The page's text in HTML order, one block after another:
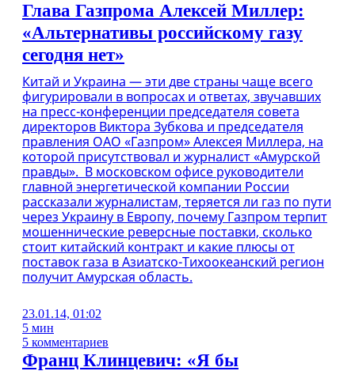
Глава Газпрома Алексей Миллер:
«Альтернативы российскому газу
сегодня нет»
Китай и Украина — эти две страны чаще всего
фигурировали в вопросах и ответах, звучавших
на пресс-конференции председателя совета
директоров Виктора Зубкова и председателя
правления ОАО «Газпром» Алексея Миллера, на
которой присутствовал и журналист «Амурской
правды». В московском офисе руководители
главной энергетической компании России
рассказали журналистам, теряется ли газ по пути
через Украину в Европу, почему Газпром терпит
мошеннические реверсные поставки, сколько
стоит китайский контракт и какие плюсы от
поставок газа в Азиатско-Тихоокеанский регион
получит Амурская область.
23.01.14, 01:02
5 мин
5 комментариев
Франц Клинцевич: «Я бы